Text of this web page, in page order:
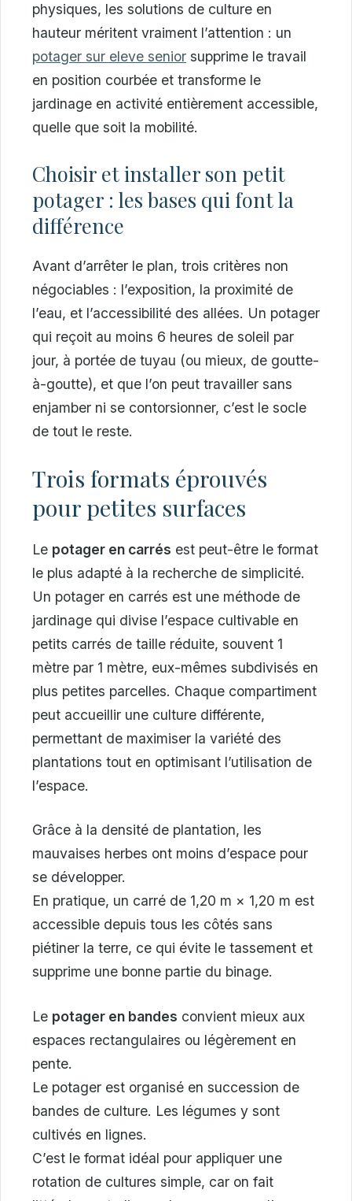
physiques, les solutions de culture en
hauteur méritent vraiment l’attention : un
potager sur eleve senior supprime le travail
en position courbée et transforme le
jardinage en activité entièrement accessible,
quelle que soit la mobilité.
Choisir et installer son petit
potager : les bases qui font la
différence
Avant d’arrêter le plan, trois critères non
négociables : l’exposition, la proximité de
l’eau, et l’accessibilité des allées. Un potager
qui reçoit au moins 6 heures de soleil par
jour, à portée de tuyau (ou mieux, de goutte-
à-goutte), et que l’on peut travailler sans
enjamber ni se contorsionner, c’est le socle
de tout le reste.
Trois formats éprouvés
pour petites surfaces
Le potager en carrés est peut-être le format
le plus adapté à la recherche de simplicité.
Un potager en carrés est une méthode de
jardinage qui divise l’espace cultivable en
petits carrés de taille réduite, souvent 1
mètre par 1 mètre, eux-mêmes subdivisés en
plus petites parcelles. Chaque compartiment
peut accueillir une culture différente,
permettant de maximiser la variété des
plantations tout en optimisant l’utilisation de
l’espace.
Grâce à la densité de plantation, les
mauvaises herbes ont moins d’espace pour
se développer.
En pratique, un carré de 1,20 m × 1,20 m est
accessible depuis tous les côtés sans
piétiner la terre, ce qui évite le tassement et
supprime une bonne partie du binage.
Le potager en bandes convient mieux aux
espaces rectangulaires ou légèrement en
pente.
Le potager est organisé en succession de
bandes de culture. Les légumes y sont
cultivés en lignes.
C’est le format idéal pour appliquer une
rotation de cultures simple, car on fait